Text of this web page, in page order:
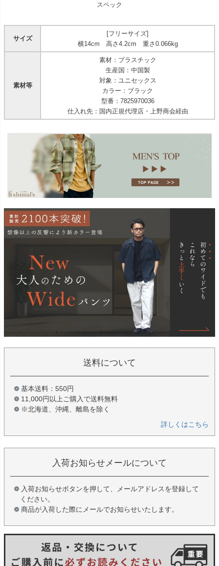
スペック
サイズ
[フリーサイズ]
横14cm 高さ4.2cm 重さ0.066kg
素材等
素材：プラスチック
生産国：中国製
対象：ユニセックス
カラー：ブラック
型番：7825970036
仕入れ先：国内正規代理店・上野商会経由
送料について
基本送料：550円
11,000円以上ご購入で送料無料
※北海道、沖縄、離島を除く
詳しくはこちら
入荷お知らせメールについて
入荷お知らせボタンを押して、メールアドレスを登録して
ください。
商品が入荷した際にメールでお知らせいたします。